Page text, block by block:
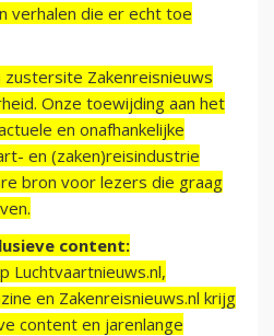
verhalen die er echt toe
Zakenreisnieuws
Onze toewijding aan het
en onafhankelijke
en (zaken)reisindustrie
bron voor lezers die graag
content:
Luchtvaartnieuws.nl,
en Zakenreisnieuws.nl krijg
content en jarenlange